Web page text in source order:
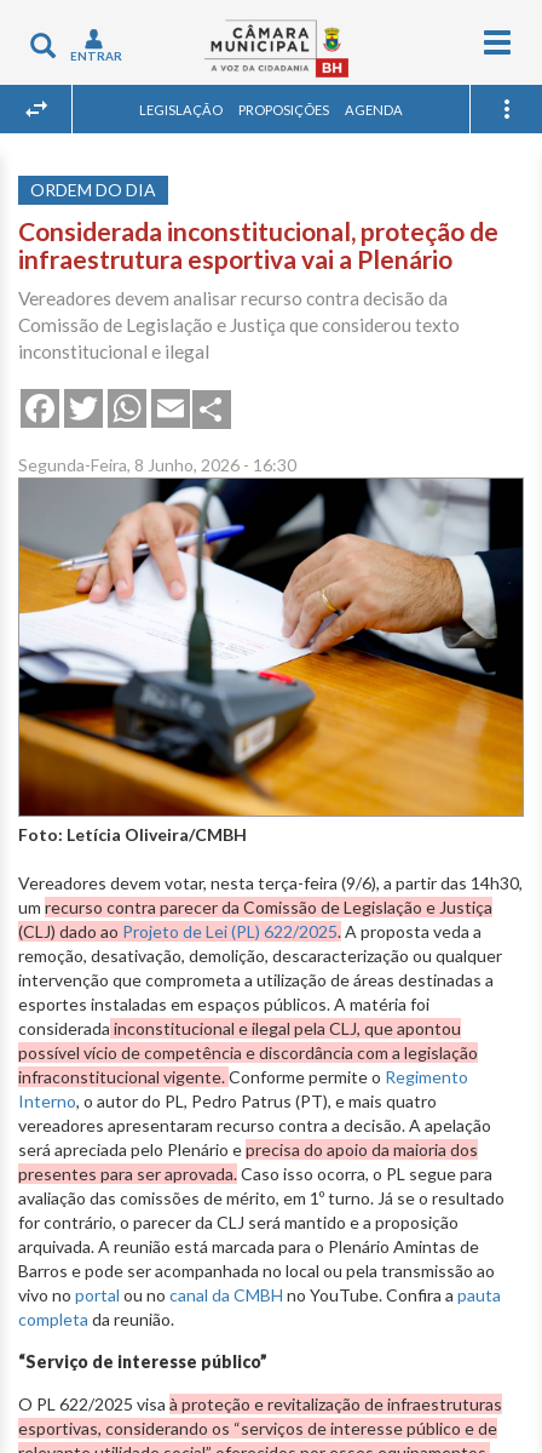
Toggle
navigation
ENTRAR
LEGISLAÇÃO PROPOSIÇÕES AGENDA
ORDEM DO DIA
Considerada inconstitucional, proteção de
infraestrutura esportiva vai a Plenário
Vereadores devem analisar recurso contra decisão da
Comissão de Legislação e Justiça que considerou texto
inconstitucional e ilegal
FacebookTwitterWhatsApp
Email
Segunda-Feira, 8 Junho, 2026 - 16:30
Foto: Letícia Oliveira/CMBH
Vereadores devem votar, nesta terça-feira (9/6), a partir das 14h30,
um recurso contra parecer da Comissão de Legislação e Justiça
(CLJ) dado ao Projeto de Lei (PL) 622/2025.A proposta veda a
remoção, desativação, demolição, descaracterização ou qualquer
intervenção que comprometa a utilização de áreas destinadas a
esportes instaladas em espaços públicos. A matéria foi
considerada inconstitucional e ilegal pela CLJ, que apontou
possível vício de competência e discordância com a legislação
infraconstitucional vigente.Conforme permite o Regimento
Interno, o autor do PL, Pedro Patrus (PT), e mais quatro
vereadores apresentaram recurso contra a decisão. A apelação
será apreciada pelo Plenário eprecisa do apoio da maioria dos
presentes para ser aprovada.Caso isso ocorra, o PL segue para
avaliação das comissões de mérito, em 1º turno. Já se o resultado
for contrário, o parecer da CLJ será mantido e a proposição
arquivada. A reunião está marcada para o Plenário Amintas de
Barros e pode ser acompanhada no local ou pela transmissão ao
vivo no portal ou no canal da CMBH no YouTube. Confira a pauta
completa da reunião.
“Serviço de interesse público”
O PL 622/2025 visa à proteção e revitalização de infraestruturas
esportivas, considerando os “serviços de interesse público e de